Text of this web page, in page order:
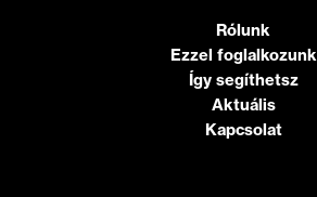
Rólunk
Ezzel foglalkozunk
Így segíthetsz
Aktuális
Kapcsolat